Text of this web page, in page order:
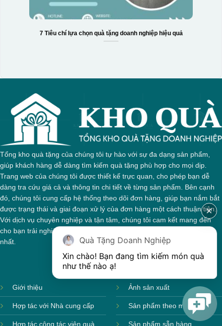
7 Tiêu chí lựa chọn quà tặng doanh nghiệp hiệu quả
Tổng kho quà tặng của chúng tôi tự hào với sự đa dạng sản phẩm,
giúp khách hàng dễ dàng tìm kiếm quà tặng phù hợp cho mọi dịp.
Trang web của chúng tôi được thiết kế trực quan, cho phép bạn dễ
dàng tra cứu giá cả và thông tin chi tiết về từng sản phẩm. Bên cạnh
đó, chúng tôi cung cấp hệ thống theo dõi đơn hàng, giúp bạn nắm bắt
được trạng thái và giai đoạn xử lý của đơn hàng một cách thuận tiện.
Với dịch vụ chuyên nghiệp và tận tâm, chúng tôi cam kết mang đến
cho bạn trải nghiệm mua sắm tuyệt vời và những món quà ý nghĩa
nhất.
Giới thiệu
Hợp tác với Nhà cung cấp
Hợp tác cộng tác viên quà
Ảnh sản xuất
Sản phẩm theo mùa
Sản phẩm sẵn hàng
Quà Tặng Doanh Nghiệp
Xin chào! Bạn đang tìm kiếm món quà
như thế nào ạ!